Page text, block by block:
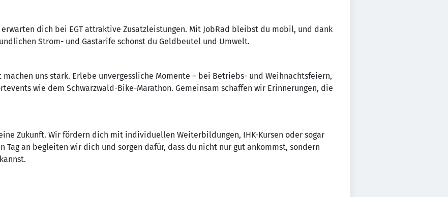
dich bei EGT attraktive Zusatzleistungen. Mit JobRad bleibst du mobil, und dank
Strom- und Gastarife schonst du Geldbeutel und Umwelt.
machen uns stark. Erlebe unvergessliche Momente – bei Betriebs- und Weihnachtsfeiern,
wie dem Schwarzwald-Bike-Marathon. Gemeinsam schaffen wir Erinnerungen, die
Zukunft. Wir fördern dich mit individuellen Weiterbildungen, IHK-Kursen oder sogar
Tag an begleiten wir dich und sorgen dafür, dass du nicht nur gut ankommst, sondern